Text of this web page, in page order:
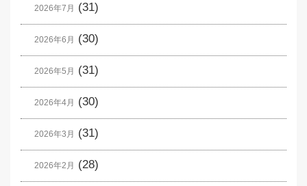
2026年7月 (31)
2026年6月 (30)
2026年5月 (31)
2026年4月 (30)
2026年3月 (31)
2026年2月 (28)